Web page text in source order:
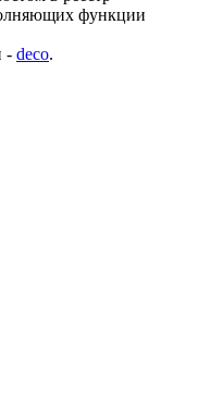
функции
- deco.